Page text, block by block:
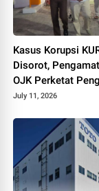
Kasus Korupsi
Disorot,
OJK Perketat
Collection Agent
July 11, 2026